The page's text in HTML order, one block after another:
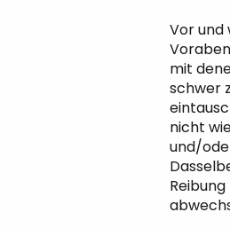
Vor und
mit
schwer
nicht
und/